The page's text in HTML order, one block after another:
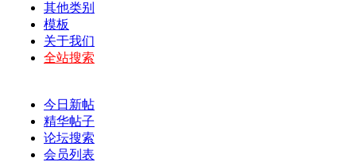
其他类别
模板
关于我们
全站搜索
今日新帖
精华帖子
论坛搜索
会员列表